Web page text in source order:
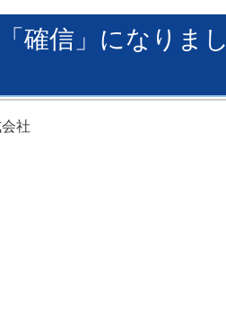
確信」になりまし
会社